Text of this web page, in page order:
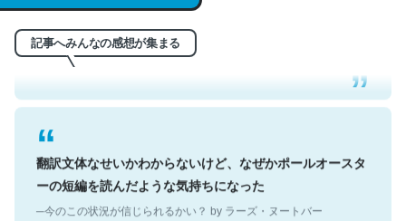
記事へみんなの感想が集まる
れ好き。Let’s Fucking Go. Then Covid hit. Shit.
─今のこの状況が信じられるかい？ by ラーズ・ヌートバー
翻訳文体なせいかわからないけど、なぜかポールオースタ
ーの短編を読んだような気持ちになった
─今のこの状況が信じられるかい？ by ラーズ・ヌートバー